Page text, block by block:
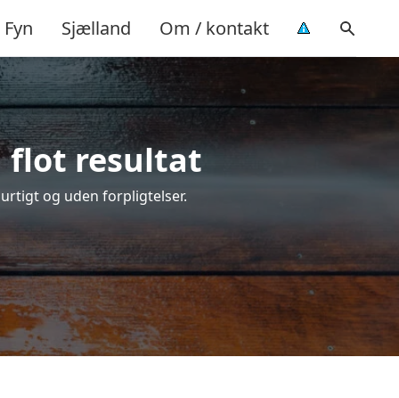
Fyn Sjælland Om / kontakt
flot resultat
og uden forpligtelser.